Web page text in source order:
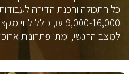
כל התכולה והכנת הדירה
9,000-16,000 ₪, כולל
למצב הרגשי, ומתן פתרונות